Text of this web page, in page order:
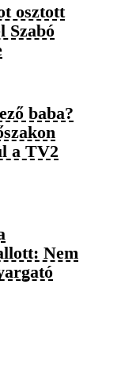
osztott
Szabó
baba?
a TV2
Nem